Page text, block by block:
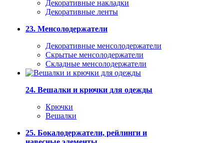
Декоративные накладки
Декоративные ленты
23. Менсолодержатели
Декоративные менсолодержатели
Скрытые менсолодержатели
Складные менсолодержатели
24. Вешалки и крючки для одежды
Крючки
Вешалки
25. Бокалодержатели, рейлинги и